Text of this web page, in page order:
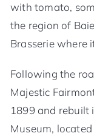
with tomato,
the region of
Brasserie where
Following the
Majestic
1899 and rebuilt
Museum,